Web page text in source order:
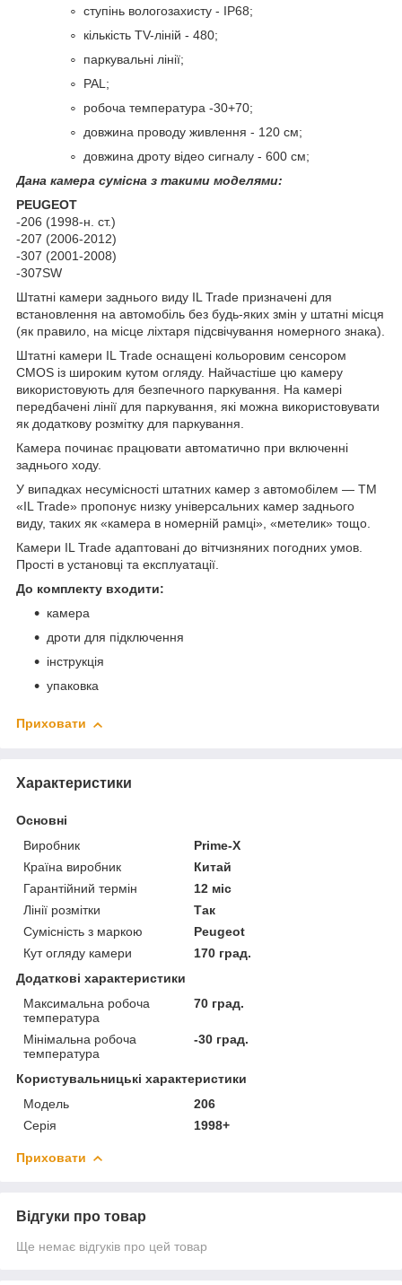
ступінь вологозахисту - IP68;
кількість TV-ліній - 480;
паркувальні лінії;
PAL;
робоча температура -30+70;
довжина проводу живлення - 120 см;
довжина дроту відео сигналу - 600 см;
Дана камера сумісна з такими моделями:
PEUGEOT
-206 (1998-н. ст.)
-207 (2006-2012)
-307 (2001-2008)
-307SW
Штатні камери заднього виду IL Trade призначені для
встановлення на автомобіль без будь-яких змін у штатні місця
(як правило, на місце ліхтаря підсвічування номерного знака).
Штатні камери IL Trade оснащені кольоровим сенсором
CMOS із широким кутом огляду. Найчастіше цю камеру
використовують для безпечного паркування. На камері
передбачені лінії для паркування, які можна використовувати
як додаткову розмітку для паркування.
Камера починає працювати автоматично при включенні
заднього ходу.
У випадках несумісності штатних камер з автомобілем — TM
«IL Trade» пропонує низку універсальних камер заднього
виду, таких як «камера в номерній рамці», «метелик» тощо.
Камери IL Trade адаптовані до вітчизняних погодних умов.
Прості в установці та експлуатації.
До комплекту входити:
камера
дроти для підключення
інструкція
упаковка
Приховати
Характеристики
Основні
Виробник
Prime-X
Країна виробник
Китай
Гарантійний термін
12 міс
Лінії розмітки
Так
Сумісність з маркою
Peugeot
Кут огляду камери
170 град.
Додаткові характеристики
Максимальна робоча
температура
70 град.
Мінімальна робоча
температура
-30 град.
Користувальницькі характеристики
Мoдель
206
Серія
1998+
Приховати
Відгуки про товар
Ще немає відгуків про цей товар